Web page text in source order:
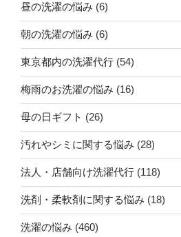
昼の洗濯の悩み (6)
朝の洗濯の悩み (6)
東京都内の洗濯代行 (54)
梅雨のお洗濯の悩み (16)
母の日ギフト (26)
汚れやシミに関する悩み (28)
法人・店舗向け洗濯代行 (118)
洗剤・柔軟剤に関する悩み (18)
洗濯の悩み (460)